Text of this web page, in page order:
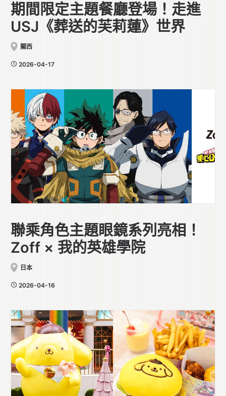
期間限定主題餐廳登場！走進
USJ《葬送的芙莉蓮》世界
關西
2026-04-17
聯乘角色主題眼鏡系列亮相！
Zoff × 我的英雄學院
日本
2026-04-16